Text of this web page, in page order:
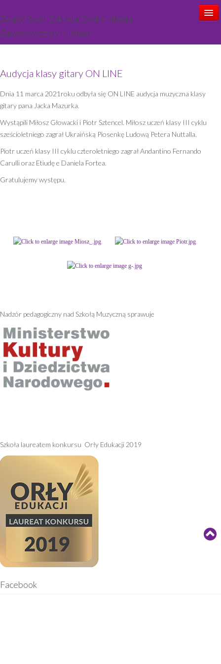
Zespół Szkół Zakładu Doskonalenia
Zawodowego w Kielcach
Aktualności
Ogłoszenia
O szkole
Oferta zajęć
Rekrutacja
Polityka prywatności
Audycja klasy gitary ON LINE
Dnia 11 marca 2021roku odbyła się ON LINE audycja muzyczna klasy
gitary pana Jacka Mazurka.
Wystąpili Miłosz Głowacki i Piotr Sztencel. Miłosz uczeń klasy III cyklu
sześcioletniego zagrał Ukraińską Piosenkę Ludową Petera Nuttalla.
Piotr uczeń klasy III cyklu czteroletniego zagrał Andantino Fernando
Carulli oraz Etiudę e Daniela Fortea.
Gratulujemy występu.
Nadzór pedagogiczny nad Szkołą Muzyczną sprawuje
Szkoła laureatem konkursu Orły Edukacji 2019
Facebook